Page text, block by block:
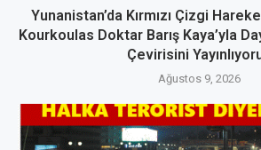
Yunanistan’da Kırmızı Çizgi
Kourkoulas Doktar Barış Kaya’yla
Çevirisini
Ağustos 9, 2026